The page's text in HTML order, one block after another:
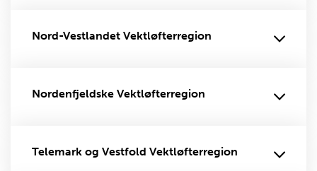
Nord-Vestlandet Vektløfterregion
Nordenfjeldske Vektløfterregion
Telemark og Vestfold Vektløfterregion